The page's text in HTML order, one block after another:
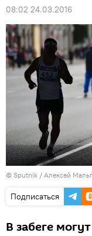
08:02 24.03.2016
© Sputnik / Алексей
Подписаться
В забеге